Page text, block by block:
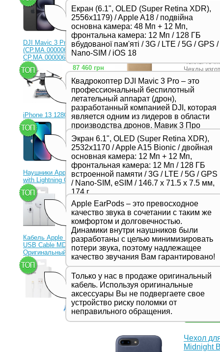
Екран (6.1", OLED (Super Retina XDR),
2556x1179) / Apple A18 / подвійна
основна камера: 48 Мп + 12 Мп,
фронтальна камера: 12 Мп / 128 ГБ
вбудованої пам'яті / 3G / LTE / 5G / GPS /
Nano-SIM / iOS 18
DJI Mavic 3 Pro (RC)
(CP.MA.00000654.01,
CP.MA.00000656.01)
Квадрокоптер DJI Mavic 3 Pro – это
профессиональный беспилотный
летательный аппарат (дрон),
разработанный компанией DJI, которая
является одним из лидеров в области
производства дронов. Мавик 3 Про
представляет собой новейшую модель
в серии Mavic и отличается высоким
качеством съемки, продвинутыми
функциями и улучшенной
производительностью,
предназначенной для
профессиональных фотографов и
видеооператоров.
87 460 грн
iPhone 13 128Gb Blue
Экран 6.1", OLED (Super Retina XDR),
2532x1170 / Apple A15 Bionic / двойная
основная камера: 12 Мп + 12 Мп,
фронтальная камера: 12 Мп / 128 ГБ
встроенной памяти / 3G / LTE / 5G / GPS
/ Nano-SIM, eSIM / 146.7 х 71.5 х 7.5 мм,
174 г
23 330 грн
Наушники Apple EarPods
with Lightning Connector
Apple EarPods – это превосходное
качество звука в сочетании с таким же
комфортом и долговечностью.
Динамики внутри наушников были
разработаны с целью минимизировать
потери звука, поэтому надлежащее
качество звучания Вам гарантировано!
1 350 грн
Кабель Apple Lightning to
USB Cable MD818ZM
Оригинальный!
Только у нас в продаже оригинальный
кабель. Используя оригинальные
аксессуары Вы не подвергаете свое
устройство риску поломки от
неправильного обращения.
Дивитись все
Чехол
Чехлы
Чехлы
iPhone.
Подробнее
Чехол
Артикул:
Чехлы
Чехлы
чехла,
iPhone.
Подробнее
Чехол
Артикул:
мягкого
руке. Он
от разного
Подробнее
Чехол
Midnight